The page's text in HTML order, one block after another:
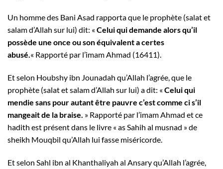
Un homme des Bani Asad rapporta que le prophète (salat et
salam d’Allah sur lui) dit: « Celui qui demande alors qu’il
possède une once ou son équivalent a certes
abusé.« Rapporté par l’imam Ahmad (16411).
Et selon Houbshy ibn Jounadah qu’Allah l’agrée, que le
prophète (salat et salam d’Allah sur lui) a dit: « Celui qui
mendie sans pour autant être pauvre c’est comme ci s’il
mangeait de la braise. » Rapporté par l’imam Ahmad et ce
hadith est présent dans le livre « as Sahih al musnad » de
sheikh Mouqbil qu’Allah lui fasse miséricorde.
Et selon Sahl ibn al Khanthaliyah al Ansary qu’Allah l’agrée,